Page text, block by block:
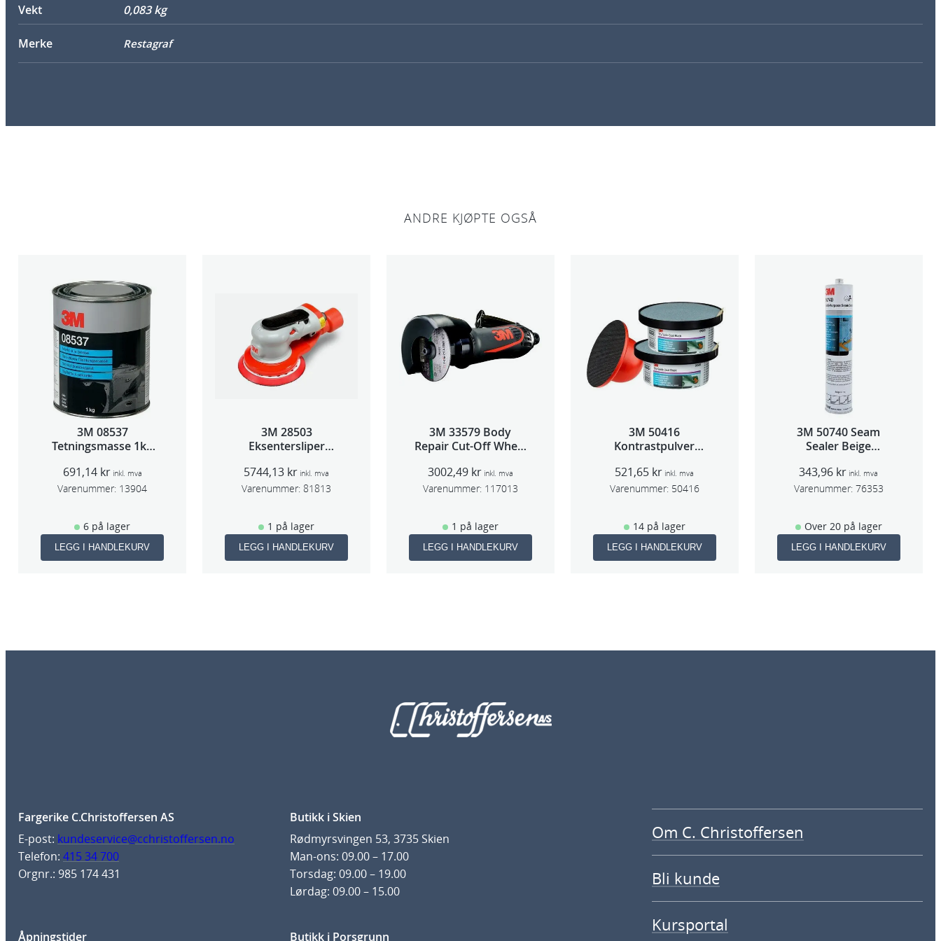
Vekt 0,083 kg
Merke Restagraf
ANDRE KJØPTE OGSÅ
3M 08537
Tetningsmasse 1kg
691,14 kr inkl. mva
Varenummer: 13904
6 på lager
LEGG I HANDLEKURV
3M 28503
Eksentersliper
slag 75mm
5744,13 kr inkl. mva
Varenummer: 81813
1 på lager
LEGG I HANDLEKURV
3M 33579 Body
Repair Cut-Off Wheel
3002,49 kr inkl. mva
Varenummer: 117013
1 på lager
LEGG I HANDLEKURV
3M 50416
Kontrastpulver
521,65 kr inkl. mva
Varenummer: 50416
14 på lager
LEGG I HANDLEKURV
3M 50740 Seam
Sealer Beige
343,96 kr inkl. mva
Varenummer: 76353
Over 20 på lager
LEGG I HANDLEKURV
Fargerike C.Christoffersen AS
E-post: kundeservice@cchristoffersen.no
Telefon: 415 34 700
Orgnr.: 985 174 431
Butikk i Skien
Rødmyrsvingen 53, 3735 Skien
Man-ons: 09.00 – 17.00
Torsdag: 09.00 – 19.00
Lørdag: 09.00 – 15.00
Åpningstider Butikk i Porsgrunn
Om C. Christoffersen
Bli kunde
Kursportal